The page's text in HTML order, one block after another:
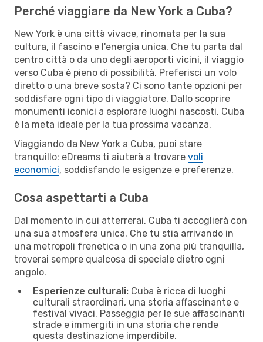
Perché viaggiare da New York a Cuba?
New York è una città vivace, rinomata per la sua
cultura, il fascino e l'energia unica. Che tu parta dal
centro città o da uno degli aeroporti vicini, il viaggio
verso Cuba è pieno di possibilità. Preferisci un volo
diretto o una breve sosta? Ci sono tante opzioni per
soddisfare ogni tipo di viaggiatore. Dallo scoprire
monumenti iconici a esplorare luoghi nascosti, Cuba
è la meta ideale per la tua prossima vacanza.
Viaggiando da New York a Cuba, puoi stare
tranquillo: eDreams ti aiuterà a trovare voli
economici, soddisfando le esigenze e preferenze.
Cosa aspettarti a Cuba
Dal momento in cui atterrerai, Cuba ti accoglierà con
una sua atmosfera unica. Che tu stia arrivando in
una metropoli frenetica o in una zona più tranquilla,
troverai sempre qualcosa di speciale dietro ogni
angolo.
Esperienze culturali: Cuba è ricca di luoghi
culturali straordinari, una storia affascinante e
festival vivaci. Passeggia per le sue affascinanti
strade e immergiti in una storia che rende
questa destinazione imperdibile.